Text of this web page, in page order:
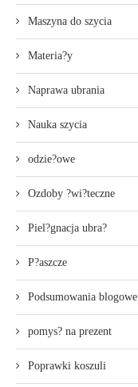
Maszyna do szycia
Materia?y
Naprawa ubrania
Nauka szycia
odzie?owe
Ozdoby ?wi?teczne
Piel?gnacja ubra?
P?aszcze
Podsumowania blogowe
pomys? na prezent
Poprawki koszuli